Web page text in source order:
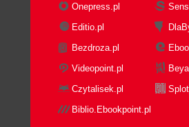
Onepress.pl
Editio.pl
Bezdroza.pl
Videopoint.pl
Czytalisek.pl
Biblio.Ebookpoint.pl